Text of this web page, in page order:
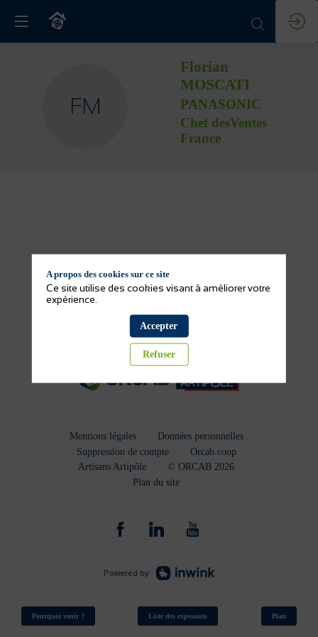
FM
Florian
MOSCATI
PANASONIC
Chef desVentes
France
Mentions légales
Données personnelles
Suppression de compte
Orcab.coop
Artisans Artipôle
© ORCAB 2026
Plan du site
Powered by
Pourquoi venir ? Liste des exposants Plan
A propos des cookies sur ce site
Ce site utilise des cookies visant à améliorer votre
expérience.
Accepter
Refuser